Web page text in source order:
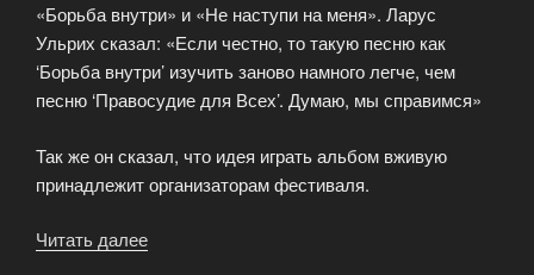
«Борьба внутри» и «Не наступи на меня». Ларус
Ульрих сказал: «Если честно, то такую песню как
‘Борьба внутри’ изучить заново намного легче, чем
песню ‘Правосудие для Всех’. Думаю, мы справимся»
Так же он сказал, что идея играть альбом вживую
принадлежит организаторам фестиваля.
Читать далее